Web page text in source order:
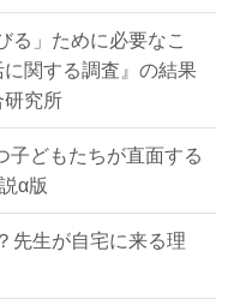
る」ために必要なこ
関する調査』の結果
研究所
子どもたちが直面する
α版
先生が自宅に来る理